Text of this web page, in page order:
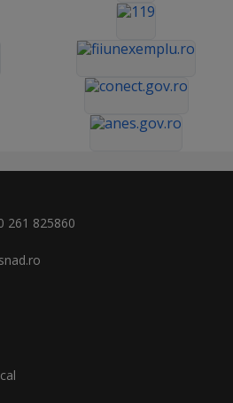
261 825860